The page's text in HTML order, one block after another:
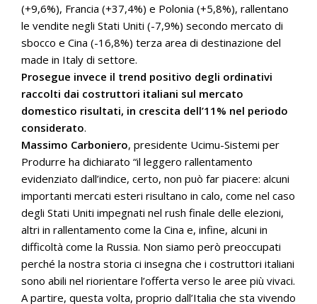
(+9,6%), Francia (+37,4%) e Polonia (+5,8%), rallentano
le vendite negli Stati Uniti (-7,9%) secondo mercato di
sbocco e Cina (-16,8%) terza area di destinazione del
made in Italy di settore.
Prosegue invece il trend positivo degli ordinativi
raccolti dai costruttori italiani sul mercato
domestico risultati, in crescita dell’11% nel periodo
considerato.
Massimo Carboniero, presidente Ucimu-Sistemi per
Produrre ha dichiarato “il leggero rallentamento
evidenziato dall’indice, certo, non può far piacere: alcuni
importanti mercati esteri risultano in calo, come nel caso
degli Stati Uniti impegnati nel rush finale delle elezioni,
altri in rallentamento come la Cina e, infine, alcuni in
difficoltà come la Russia. Non siamo però preoccupati
perché la nostra storia ci insegna che i costruttori italiani
sono abili nel riorientare l’offerta verso le aree più vivaci.
A partire, questa volta, proprio dall’Italia che sta vivendo